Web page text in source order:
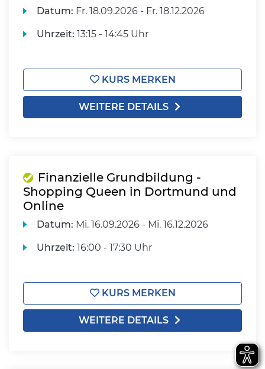
Datum: Fr. 18.09.2026 - Fr. 18.12.2026
Uhrzeit: 13:15 - 14:45 Uhr
KURS MERKEN
WEITERE DETAILS
Finanzielle Grundbildung -
Shopping Queen in Dortmund und
Online
Datum: Mi. 16.09.2026 - Mi. 16.12.2026
Uhrzeit: 16:00 - 17:30 Uhr
KURS MERKEN
WEITERE DETAILS